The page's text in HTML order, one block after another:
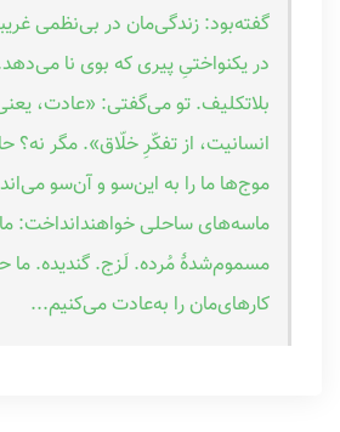
گفته‌بود: زندگی‌مان در بی‌نظمی
در یکنواختیِ پیری که بوی نا
بلاتکلیف. تو می‌گفتی: «عادت،
انسانیت، از تفکّرِ خلّاق». مگر نه؟
موج‌ها ما را به این‌سو و آن‌سو
ماسه‌های ساحلی خواهندانداخت:
مسموم‌شدهٔ مُرده. لَزج. گندیده. ما
کارهای‌مان را به‌عادت می‌کنیم...